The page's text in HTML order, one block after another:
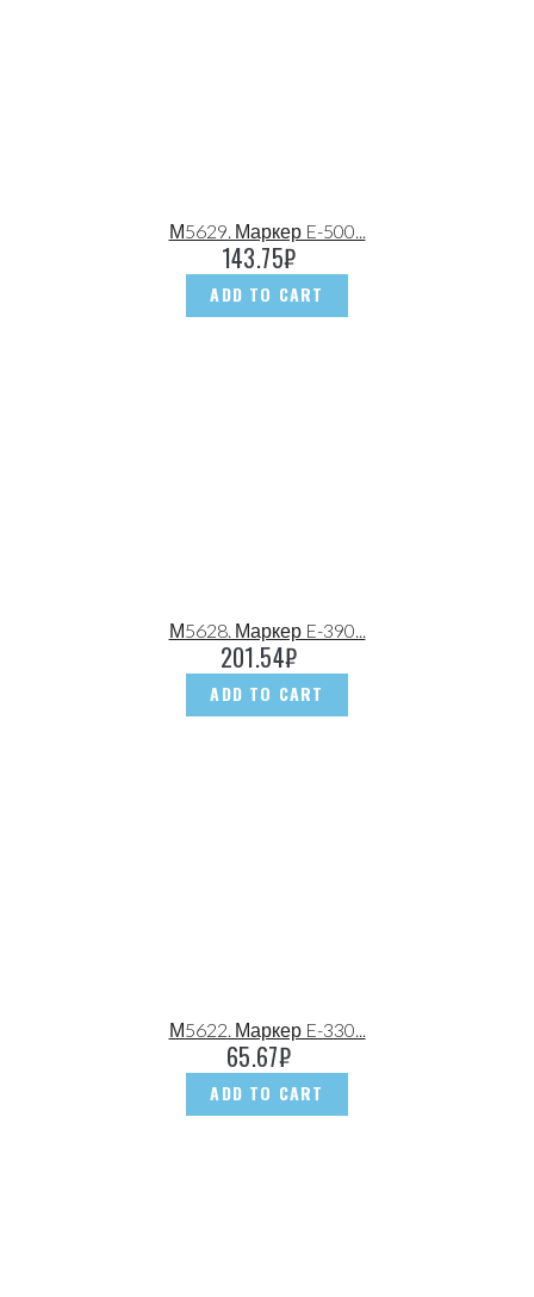
М5629. Маркер E-500...
143.75₽
ADD TO CART
М5628. Маркер E-390...
201.54₽
ADD TO CART
М5622. Маркер E-330...
65.67₽
ADD TO CART